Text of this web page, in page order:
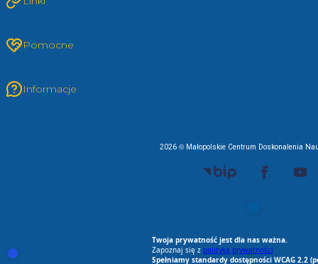
Otwórz ustawienia zgód cookie i zgód RODO
Pomocne
Informacje
2026 © Małopolskie Centrum Doskonalenia
Twoja prywatność jest dla nas ważna.
Zapoznaj się z polityką prywatności
Spełniamy standardy dostępności WCAG 2.2